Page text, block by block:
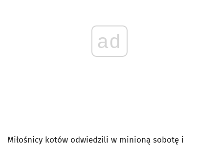
ad
Miłośnicy kotów odwiedzili w minioną sobotę i